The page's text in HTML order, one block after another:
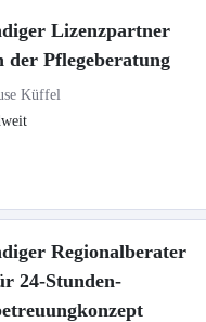
Lizenzpartner
der Pflegeberatung
Küffel
Regionalberater
24-Stunden-